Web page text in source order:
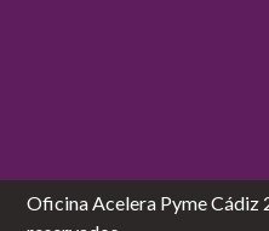
Oficina Acelera Pyme Cádiz